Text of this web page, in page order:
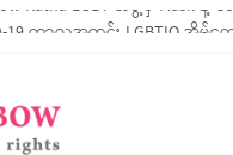
19 ကာလအတွင်း LGBTIQ အိမ်ထ
Rainbow မှ စက်တင်ဘာလအတွင်
Katha LGBT အဖွဲ့မှ Mask